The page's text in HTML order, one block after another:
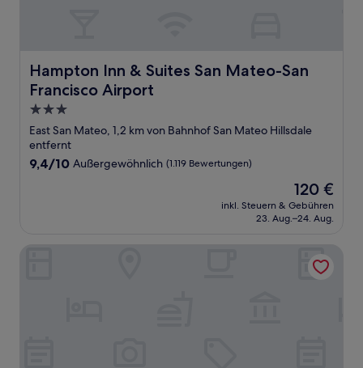
Hampton Inn & Suites San Mateo-San
Francisco Airport
Hampton Inn & Suites San Mateo-San Francisco Airport
3.0-
Sterne-
Unterkunft
East San Mateo, 1,2 km von Bahnhof San Mateo Hillsdale
entfernt
9.4
9,4/10 Außergewöhnlich (1.119 Bewertungen)
Der
Preis
beträgt
120 €
inkl. Steuern & Gebühren
23. Aug.–24. Aug.